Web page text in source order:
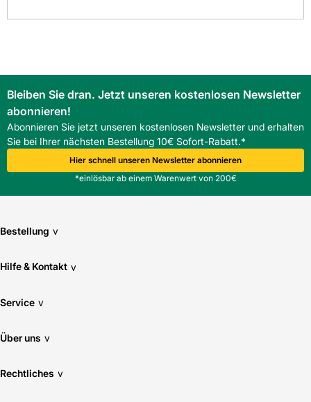
Verwendung Boden: Nein
Verwendung Wand: Ja
Fliesen-Kemmler Münsingen
Ort. Finden Sie hier Ihre nächste Kemmler
Fliesenausstellung.
> Zu unseren Niederlassungen
Bleiben Sie dran. Jetzt unseren kostenlosen Newsletter
abonnieren!
Abonnieren Sie jetzt unseren kostenlosen Newsletter und erhalten
Sie bei Ihrer nächsten Bestellung 10€ Sofort-Rabatt.*
Hier schnell unseren Newsletter abonnieren
*einlösbar ab einem Warenwert von 200€
Bestellung v
Hilfe & Kontakt v
Service v
Über uns v
Rechtliches v